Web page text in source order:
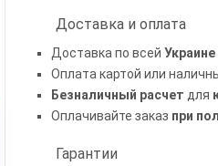
Доставка и оплата
Доставка по всей Украине
Оплата картой или
Безналичный расчет для
Оплачивайте заказ при
Гарантии